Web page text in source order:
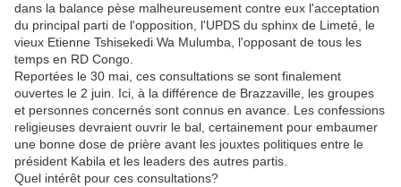
dans la balance pèse malheureusement contre eux l'acceptation
du principal parti de l'opposition, l'UPDS du sphinx de Limeté, le
vieux Etienne Tshisekedi Wa Mulumba, l'opposant de tous les
temps en RD Congo.
Reportées le 30 mai, ces consultations se sont finalement
ouvertes le 2 juin. Ici, à la différence de Brazzaville, les groupes
et personnes concernés sont connus en avance. Les confessions
religieuses devraient ouvrir le bal, certainement pour embaumer
une bonne dose de prière avant les jouxtes politiques entre le
président Kabila et les leaders des autres partis.
Quel intérêt pour ces consultations?